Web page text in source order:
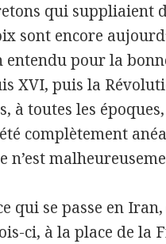
qui suppliaient
sont encore
pour la
XVI, puis la
à toutes les
complètement
n’est
qui se passe en
ci, à la place de la